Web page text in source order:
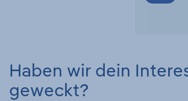
Haben wir dein
geweckt?